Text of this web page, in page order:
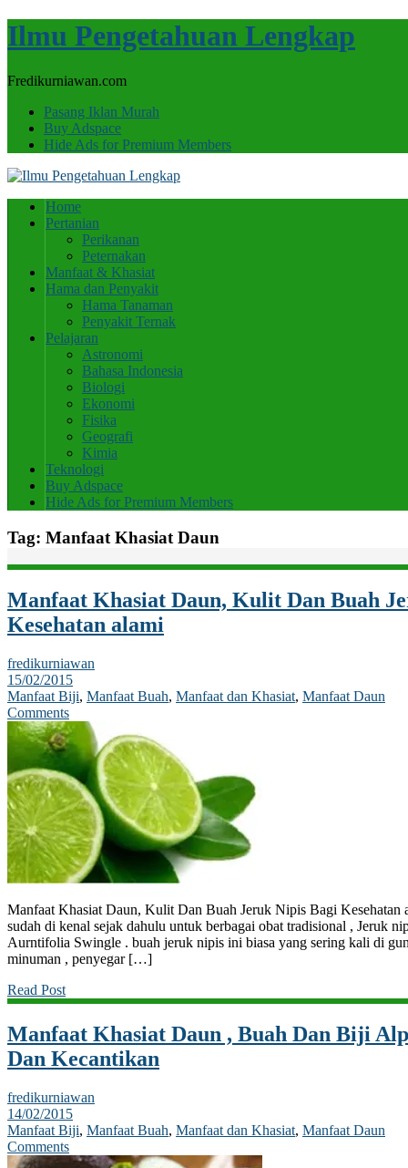
Ilmu Pengetahuan Lengkap
Fredikurniawan.com
Pasang Iklan Murah
Buy Adspace
Hide Ads for Premium Members
Home
Pertanian
Perikanan
Peternakan
Manfaat & Khasiat
Hama dan Penyakit
Hama Tanaman
Penyakit Ternak
Pelajaran
Astronomi
Bahasa Indonesia
Biologi
Ekonomi
Fisika
Geografi
Kimia
Teknologi
Buy Adspace
Hide Ads for Premium Members
Tag: Manfaat Khasiat Daun
Manfaat Khasiat Daun, Kulit Dan Buah
Kesehatan alami
fredikurniawan
15/02/2015
Manfaat Biji, Manfaat Buah, Manfaat dan Khasiat, Manfaat Daun
Comments
Manfaat Khasiat Daun, Kulit Dan Buah Jeruk Nipis Bagi Kesehatan
sudah di kenal sejak dahulu untuk berbagai obat tradisional , Jeruk
Aurntifolia Swingle . buah jeruk nipis ini biasa yang sering kali di
minuman , penyegar […]
Read Post
Manfaat Khasiat Daun , Buah Dan Biji
Dan Kecantikan
fredikurniawan
14/02/2015
Manfaat Biji, Manfaat Buah, Manfaat dan Khasiat, Manfaat Daun
Comments